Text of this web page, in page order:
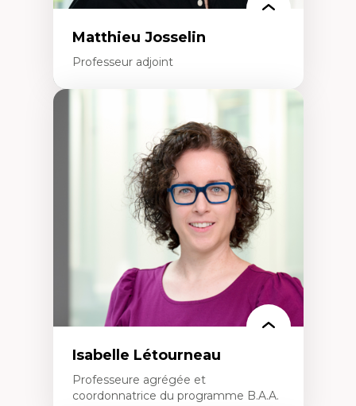
Matthieu Josselin
Professeur adjoint
Ethnographie critique des environnements
d’apprentissage des étudiant.e.s
Approche transdisciplinaire des
compétences socioaffectives et
interculturelles
Didactique des langues secondes et
compétence pragmatique
Andragogie
Méthodologies de recherche qualitative
Isabelle Létourneau
Professeure agrégée et
coordonnatrice du programme B.A.A.